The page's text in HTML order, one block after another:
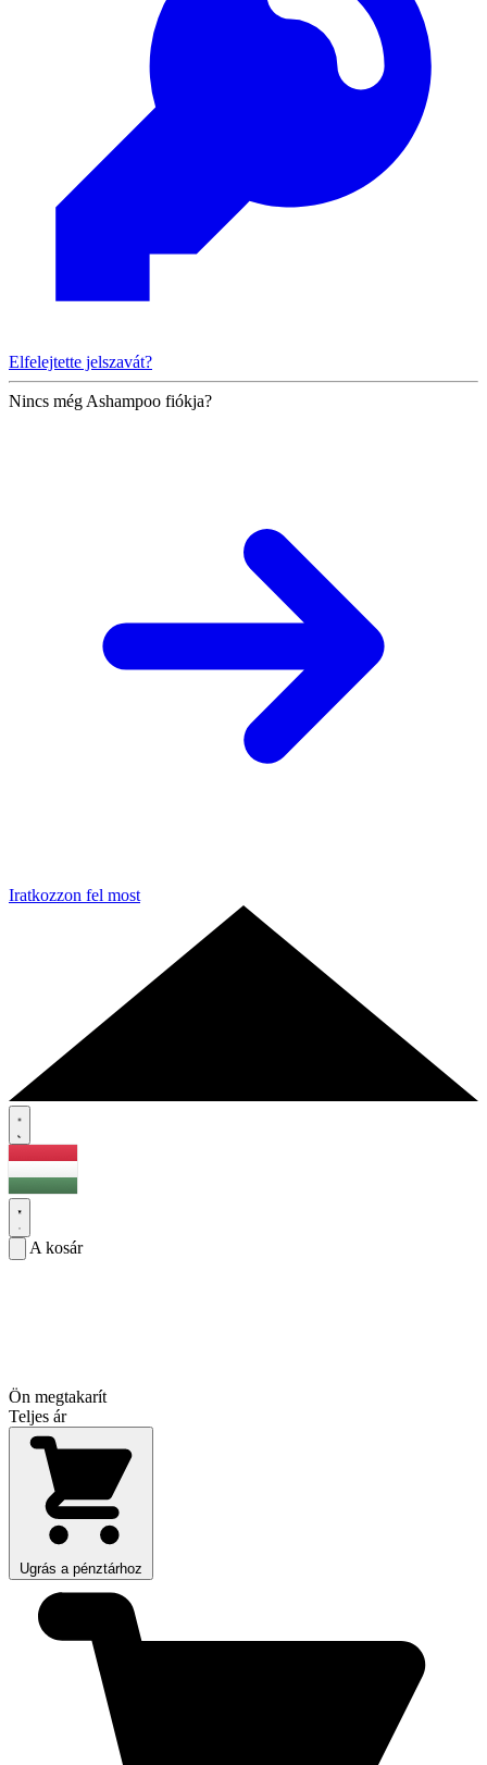
Elfelejtette jelszavát?
Nincs még Ashampoo fiókja?
Iratkozzon fel most
A kosár
Ön megtakarít
Teljes ár
Ugrás a pénztárhoz